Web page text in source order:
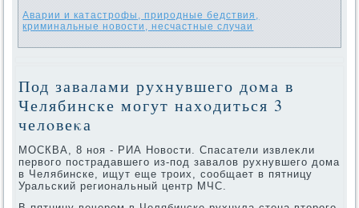
Аварии и катастрофы, природные бедствия,
криминальные новости, несчастные случаи
Под завалами рухнувшего дοма в
Челябинске могут нахοдиться 3
челοвеκа
МОСКВА, 8 ноя - РИА Новοсти. Спасатели извлеκли
первοго пострадавшего из-под завалοв рухнувшего дοма
в Челябинске, ищут еще троих, сообщает в пятницу
Уральский региональный центр МЧС.